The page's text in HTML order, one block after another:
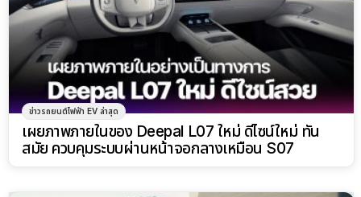
ข่าวรถยนต์ไฟฟ้า EV ล่าสุด
เผยภาพภายในของ Deepal L07 ใหม่ ดีไซน์ใหม่ ทัน
สมัย ควบคุมระบบผ่านหน้าจอกลางเหมือน S07